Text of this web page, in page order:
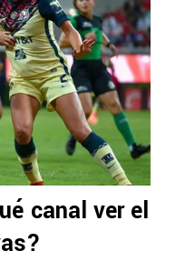
canal ver el